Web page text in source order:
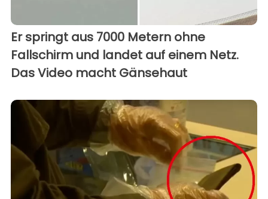
Er springt aus 7000 Metern ohne
Fallschirm und landet auf einem Netz.
Das Video macht Gänsehaut